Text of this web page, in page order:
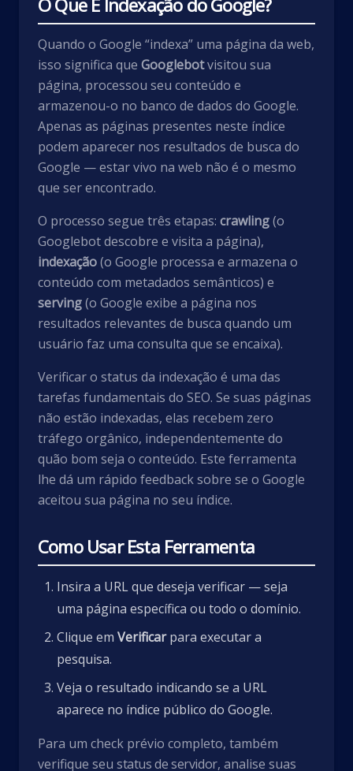
O Que É Indexação do Google?
Quando o Google “indexa” uma página da web,
isso significa que Googlebotvisitou sua
página, processou seu conteúdo e
armazenou-o no banco de dados do Google.
Apenas as páginas presentes neste índice
podem aparecer nos resultados de busca do
Google — estar vivo na web não é o mesmo
que ser encontrado.
O processo segue três etapas: crawling(o
Googlebot descobre e visita a página),
indexação(o Google processa e armazena o
conteúdo com metadados semânticos) e
serving(o Google exibe a página nos
resultados relevantes de busca quando um
usuário faz uma consulta que se encaixa).
Verificar o status da indexação é uma das
tarefas fundamentais do SEO. Se suas páginas
não estão indexadas, elas recebem zero
tráfego orgânico, independentemente do
quão bom seja o conteúdo. Este ferramenta
lhe dá um rápido feedback sobre se o Google
aceitou sua página no seu índice.
Como Usar Esta Ferramenta
Insira a URL que deseja verificar — seja
uma página específica ou todo o domínio.
Clique em Verificarpara executar a
pesquisa.
Veja o resultado indicando se a URL
aparece no índice público do Google.
Para um check prévio completo, também
verifique seu status de servidor, analise suas